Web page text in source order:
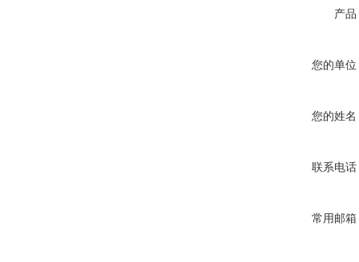
产品
您的单位
您的姓名
联系电话
常用邮箱